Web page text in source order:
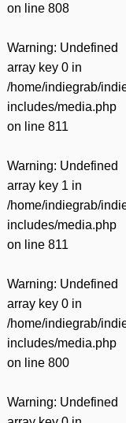
on line 808
Warning: Undefined
array key 0 in
/home/indiegrab/
includes/media.php
on line 811
Warning: Undefined
array key 1 in
/home/indiegrab/
includes/media.php
on line 811
Warning: Undefined
array key 0 in
/home/indiegrab/
includes/media.php
on line 800
Warning: Undefined